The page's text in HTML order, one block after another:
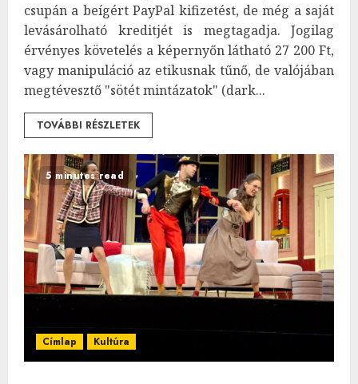
csupán a beígért PayPal kifizetést, de még a saját
levásárolható kreditjét is megtagadja. Jogilag
érvényes követelés a képernyőn látható 27 200 Ft,
vagy manipuláció az etikusnak tűnő, de valójában
megtévesztő "sötét mintázatok" (dark...
TOVÁBBI RÉSZLETEK
5 minutes read
Címlap Kultúra